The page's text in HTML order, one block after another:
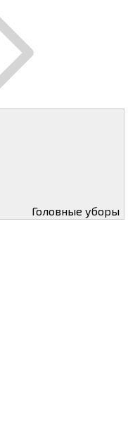
Головные уборы